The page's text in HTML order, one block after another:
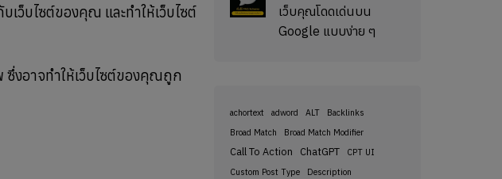
ว็บไซต์ของคุณ และทำให้เว็บไซต์
งอาจทำให้เว็บไซต์ของคุณถูก
เว็บคุณโดดเด่นบน
Google แบบง่าย ๆ
achortext adword ALT
Backlinks
Broad Match
Broad Match Modifier
Call To Action ChatGPT
CPT UI
Custom Post Type
Description